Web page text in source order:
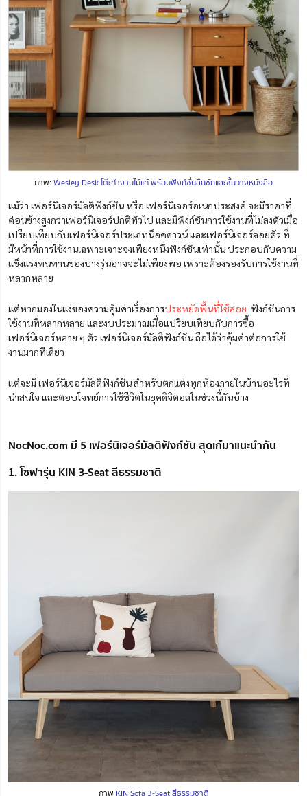
ภาพ:Wesley Desk โต๊ะทำงานไม้แท้ พร้อมฟังก์ชั่นลิ้นชักและชั้นวางหนังสือ
แม้ว่า เฟอร์นิเจอร์มัลติฟังก์ชัน หรือ เฟอร์นิเจอร์อเนกประสงค์ จะมีราคาที่
ค่อนข้างสูงกว่าเฟอร์นิเจอร์ปกติทั่วไป และมีฟังก์ชันการใช้งานที่ไม่ลงตัวเมื่อ
เปรียบเทียบกับเฟอร์นิเจอร์ประเภทน็อคดาวน์ และเฟอร์นิเจอร์ลอยตัว ที่
มีหน้าที่การใช้งานเฉพาะเจาะจงเพียงหนึ่งฟังก์ชันเท่านั้น ประกอบกับความ
แข็งแรงทนทานของบางรุ่นอาจจะไม่เพียงพอ เพราะต้องรองรับการใช้งานที่
หลากหลาย
แต่หากมองในแง่ของความคุ้มค่าเรื่องการประหยัดพื้นที่ใช้สอย ฟังก์ชันการ
ใช้งานที่หลากหลาย และงบประมาณเมื่อแปรียบเทียบกับการซื้อ
เฟอร์นิเจอร์หลาย ๆ ตัว เฟอร์นิเจอร์มัลติฟังก์ชัน ถือได้ว่าคุ้มค่าต่อการใช้
งานมากทีเดียว
แต่จะมี เฟอร์นิเจอร์มัลติฟังก์ชัน สำหรับตกแต่งทุกห้องภายในบ้านอะไรที่
น่าสนใจ และตอบโจทย์การใช้ชีวิตในยุคดิจิตอลในช่วงนี้กันบ้าง
NocNoc.com มี 5 เฟอร์นิเจอร์มัลติฟังก์ชัน สุดเก๋มาแนะนำกัน
1. โซฟารุ่น KIN 3-Seat สีธรรมชาติ
ภาพ KIN Sofa 3-Seat สีธรรมชาติ